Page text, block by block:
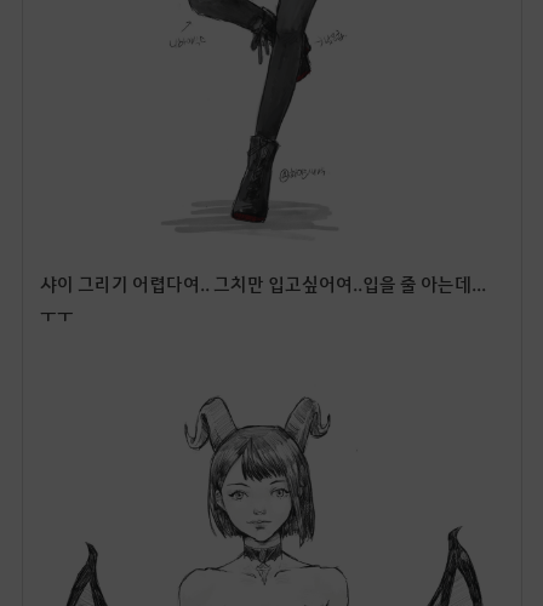
샤이 그리기 어렵다여.. 그치만 입고싶어여..입을 줄 아는데...
ㅜㅜ